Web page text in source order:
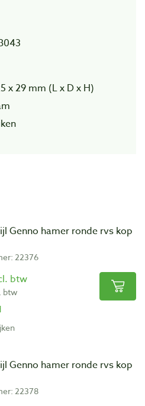
x 29 mm (L x D x H)
Genno hamer ronde rvs kop
22376
btw
btw
Genno hamer ronde rvs kop
22378